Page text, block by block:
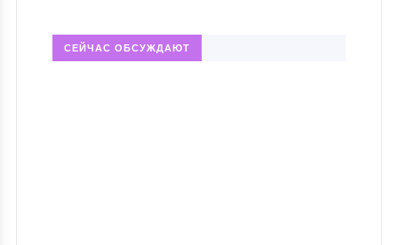
СЕЙЧАС ОБСУЖДАЮТ